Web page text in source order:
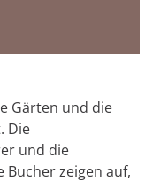
Gärten und die
Die
und die
zeigen auf,